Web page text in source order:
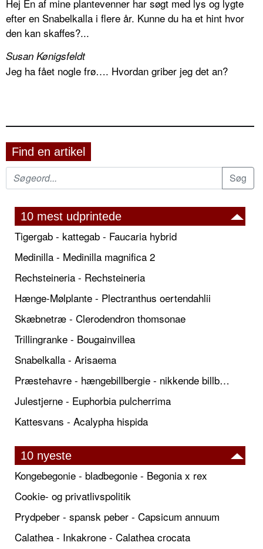
Hej En af mine plantevenner har søgt med lys og lygte
efter en Snabelkalla i flere år. Kunne du ha et hint hvor
den kan skaffes?...
Susan Kønigsfeldt
Jeg ha fået nogle frø…. Hvordan griber jeg det an?
Find en artikel
10 mest udprintede
Tigergab - kattegab - Faucaria hybrid
Medinilla - Medinilla magnifica 2
Rechsteineria - Rechsteineria
Hænge-Mølplante - Plectranthus oertendahlii
Skæbnetræ - Clerodendron thomsonae
Trillingranke - Bougainvillea
Snabelkalla - Arisaema
Præstehavre - hængebillbergie - nikkende billbergie
Julestjerne - Euphorbia pulcherrima
Kattesvans - Acalypha hispida
10 nyeste
Kongebegonie - bladbegonie - Begonia x rex
Cookie- og privatlivspolitik
Prydpeber - spansk peber - Capsicum annuum
Calathea - Inkakrone - Calathea crocata